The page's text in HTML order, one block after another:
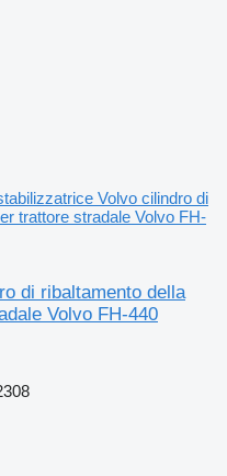
Volvo cilindro di
trattore stradale Volvo FH-
di ribaltamento della
Volvo FH-440